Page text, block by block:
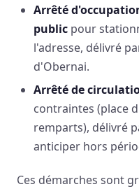
Arrêté
public pour
l'adresse, délivré
d'Obernai.
Arrêté de
contraintes (place
remparts), délivré
anticiper hors
Ces démarches sont